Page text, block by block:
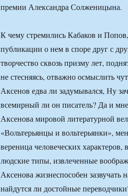
премии Александра Солженицына.
К чему стремились Кабаков и
публикации о нем в споре друг с
творчество сквозь призму лет,
не стесняясь, отважно осмыслить
Аксенов едва ли задумывался, Ну
всемирный ли он писатель? Да и
Аксенова мировой литературной
«Вольтерьянцы и вольтерьянки»,
вереница человеческих
людские типы, извлеченные
Аксенова жизнеспособен
найдутся ли достойные